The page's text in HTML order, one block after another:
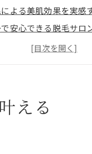
よる美肌効果を実感
安心できる脱毛サロ
と同時に叶う肌質改善
の脱毛でも安心な理
する肌質改善の新常識
がもたらす肌質改善の
える